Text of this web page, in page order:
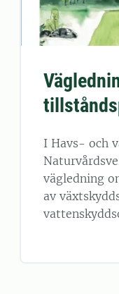
I Havs- och
vägledning
av